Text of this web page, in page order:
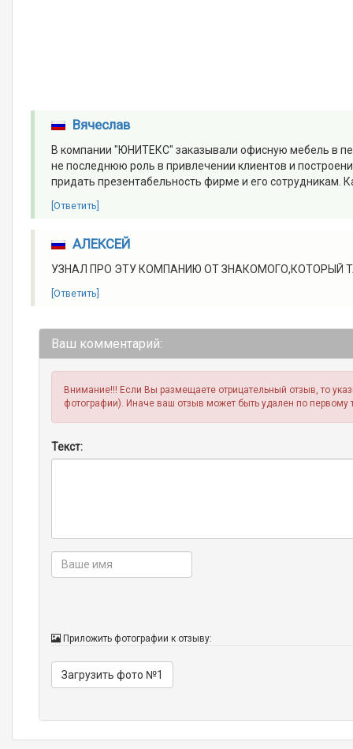
Вячеслав
В компании "ЮНИТЕКС" заказывали офисную мебель в
не последнюю роль в привлечении клиентов и
придать презентабельность фирме и его сотрудникам.
[Ответить]
АЛЕКСЕЙ
УЗНАЛ ПРО ЭТУ КОМПАНИЮ ОТ ЗНАКОМОГО,КОТОРЫЙ
[Ответить]
Ваш комментарий:
Внимание!!! Если Вы размещаете отрицательный отзыв, то
фотографии). Иначе ваш отзыв может быть удален по первому
Текст:
Приложить фотографии к отзыву:
Загрузить фото №1